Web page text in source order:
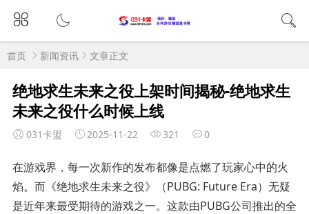
首页 新闻资讯 文章正文
绝地求生未来之役上架时间揭秘-绝地求生
未来之役什么时候上线
031卡盟 2025-11-22 321 0
在游戏界，每一次新作的发布都像是点燃了玩家心中的火
焰。而《绝地求生未来之役》（PUBG: Future Era）无疑
是近年来最受期待的游戏之一。这款由PUBG公司推出的全